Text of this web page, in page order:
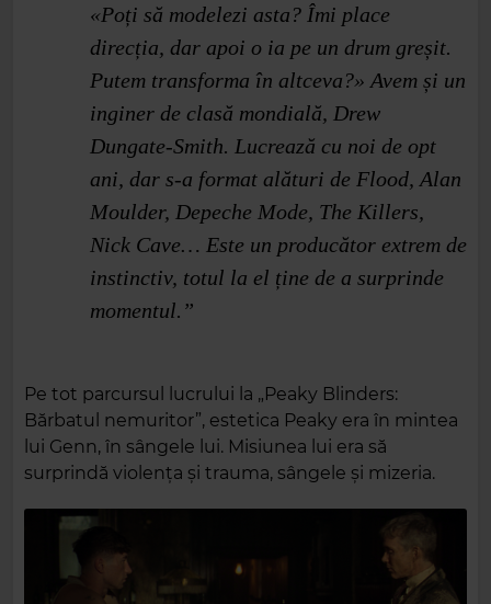
«Poți să modelezi asta? Îmi place
direcția, dar apoi o ia pe un drum greșit.
Putem transforma în altceva?» Avem și un
inginer de clasă mondială, Drew
Dungate‑Smith. Lucrează cu noi de opt
ani, dar s‑a format alături de Flood, Alan
Moulder, Depeche Mode, The Killers,
Nick Cave… Este un producător extrem de
instinctiv, totul la el ține de a surprinde
momentul.”
Pe tot parcursul lucrului la „Peaky Blinders:
Bărbatul nemuritor”, estetica Peaky era în mintea
lui Genn, în sângele lui. Misiunea lui era să
surprindă violența și trauma, sângele și mizeria.